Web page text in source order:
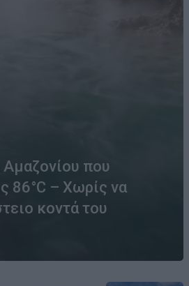
που
86°C – Χωρίς να
κοντά του